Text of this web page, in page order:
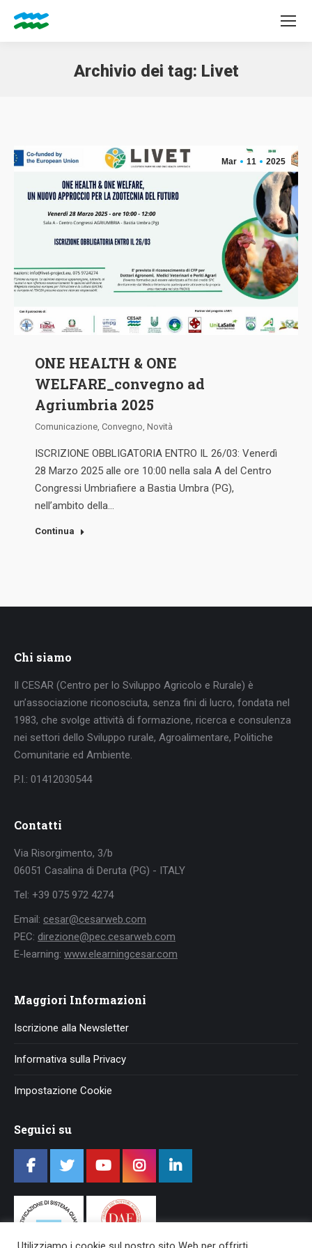
Archivio dei tag: Livet
Mar 11 2025
ONE HEALTH & ONE
WELFARE_convegno ad
Agriumbria 2025
Comunicazione Convegno Novità
ISCRIZIONE OBBLIGATORIA ENTRO IL 26/03: Venerdì
28 Marzo 2025 alle ore 10:00 nella sala A del Centro
Congressi Umbriafiere a Bastia Umbra (PG),
nell’ambito della…
Continua
Chi siamo
Il CESAR (Centro per lo Sviluppo Agricolo e Rurale) è
un’associazione riconosciuta, senza fini di lucro, fondata nel
1983, che svolge attività di formazione, ricerca e consulenza
nei settori dello Sviluppo rurale, Agroalimentare, Politiche
Comunitarie ed Ambiente.
P.I.: 01412030544
Contatti
Via Risorgimento, 3/b
06051 Casalina di Deruta (PG) - ITALY
Tel: +39 075 972 4274
Email: cesar@cesarweb.com
PEC: direzione@pec.cesarweb.com
E-learning: www.elearningcesar.com
Maggiori Informazioni
Iscrizione alla Newsletter
Informativa sulla Privacy
Impostazione Cookie
Seguici su